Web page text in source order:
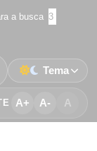
a busca 3
A+ A- A
Tema